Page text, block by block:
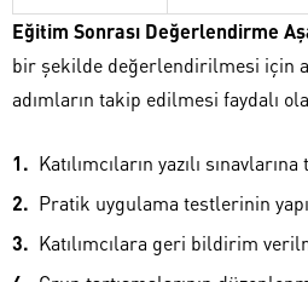
Eğitim Sonrası Değerlendirme
bir şekilde değerlendirilmesi için
adımların takip edilmesi faydalı
Katılımcıların yazılı
Pratik uygulama testlerinin
Katılımcılara geri bildirim